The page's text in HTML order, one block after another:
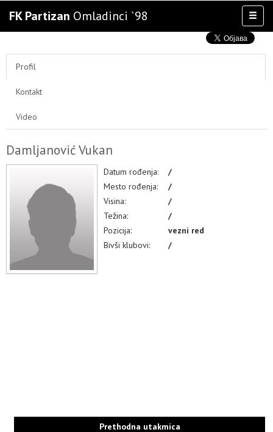
FK Partizan Omladinci `98
KLUB
OSTALE SELEKCIJE
MULTIMEDIJA
Profil
Kontakt
Video
Damljanović Vukan
Datum rođenja:
/
Mesto rođenja:
/
Visina:
/
Težina:
/
Pozicija:
vezni red
Bivši klubovi:
/
Prethodna utakmica